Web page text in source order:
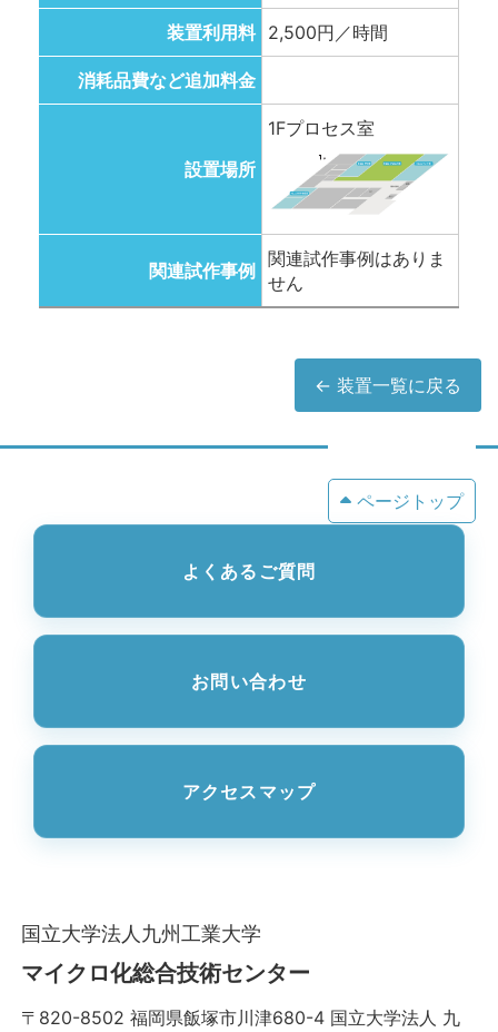
装置利用料 2,500円／時間
消耗品費など追加料金
設置場所
1Fプロセス室
関連試作事例
関連試作事例はありま
せん
← 装置一覧に戻る
ページトップ
よくあるご質問
お問い合わせ
アクセスマップ
国立大学法人九州工業大学
マイクロ化総合技術センター
〒820-8502 福岡県飯塚市川津680-4 国立大学法人 九